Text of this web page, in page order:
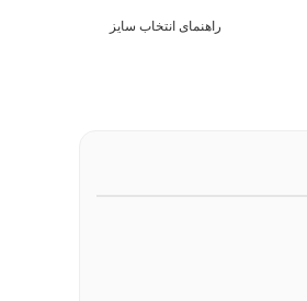
راهنمای انتخاب سایز